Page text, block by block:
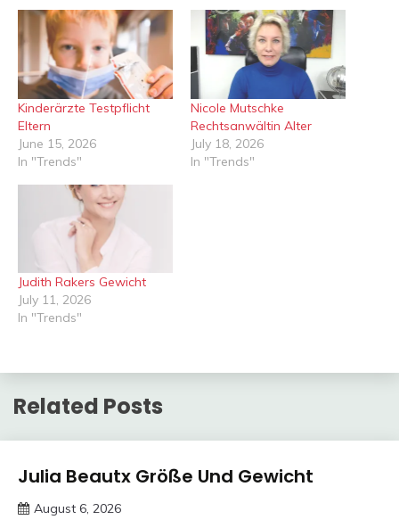
Kinderärzte Testpflicht
Eltern
June 15, 2026
In "Trends"
Nicole Mutschke
Rechtsanwältin Alter
July 18, 2026
In "Trends"
Judith Rakers Gewicht
July 11, 2026
In "Trends"
Related Posts
Trends
Julia Beautx Größe Und Gewicht
August 6, 2026